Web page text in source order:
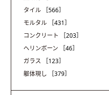
タイル
［566］
モルタル
［431］
コンクリート
［203］
ヘリンボーン
［46］
ガラス
［123］
躯体現し
［379］